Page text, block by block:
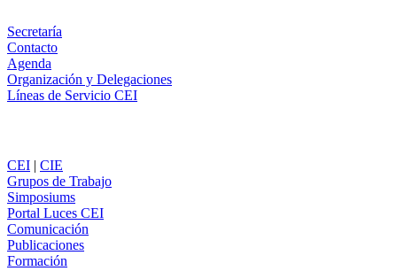
Secretaría
Contacto
Agenda
Organización y Delegaciones
Líneas de Servicio CEI
CEI | CIE
Grupos de Trabajo
Simposiums
Portal Luces CEI
Comunicación
Publicaciones
Formación